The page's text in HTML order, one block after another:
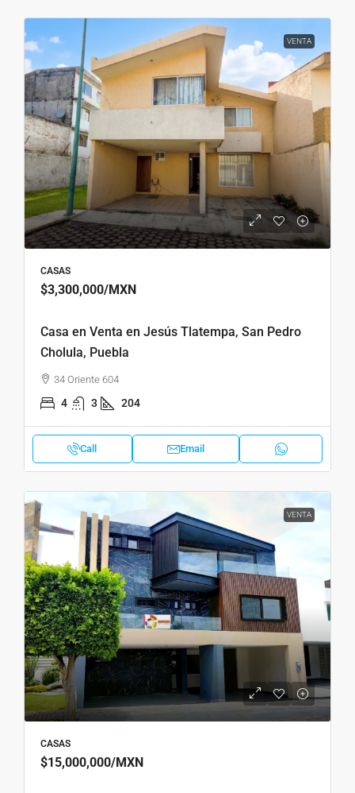
VENTA
CASAS
$3,300,000/MXN
Casa en Venta en Jesús Tlatempa, San Pedro
Cholula, Puebla
34 Oriente 604
4 3 204
Call Email
VENTA
CASAS
$15,000,000/MXN